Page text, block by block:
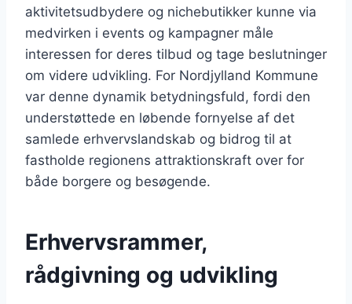
aktivitetsudbydere og nichebutikker kunne via
medvirken i events og kampagner måle
interessen for deres tilbud og tage beslutninger
om videre udvikling. For Nordjylland Kommune
var denne dynamik betydningsfuld, fordi den
understøttede en løbende fornyelse af det
samlede erhvervslandskab og bidrog til at
fastholde regionens attraktionskraft over for
både borgere og besøgende.
Erhvervsrammer,
rådgivning og udvikling